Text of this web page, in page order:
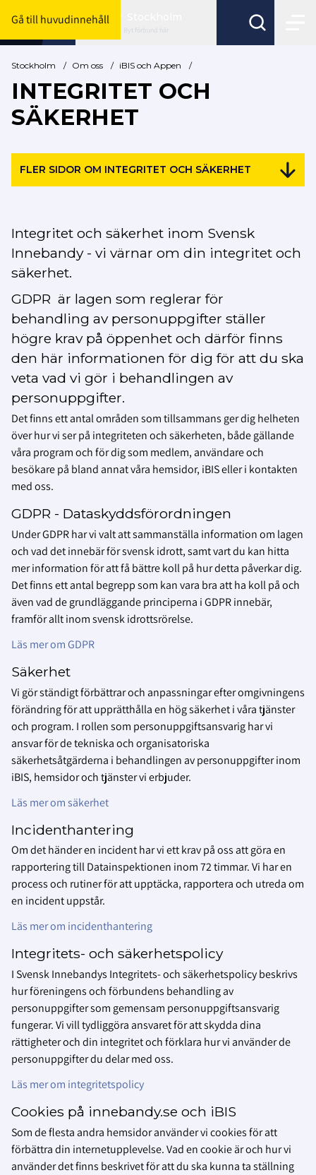
Gå till huvudinnehåll
Byt förbund här
Stockholm / Om oss / iBIS och Appen /
INTEGRITET OCH
SÄKERHET
FLER SIDOR OM INTEGRITET OCH SÄKERHET
Integritet och säkerhet inom Svensk
Innebandy - vi värnar om din integritet och
säkerhet.
GDPR är lagen som reglerar för
behandling av personuppgifter ställer
högre krav på öppenhet och därför finns
den här informationen för dig för att du ska
veta vad vi gör i behandlingen av
personuppgifter.
Det finns ett antal områden som tillsammans ger dig helheten
över hur vi ser på integriteten och säkerheten, både gällande
våra program och för dig som medlem, användare och
besökare på bland annat våra hemsidor, iBIS eller i kontakten
med oss.
GDPR - Dataskyddsförordningen
Under GDPR har vi valt att sammanställa information om lagen
och vad det innebär för svensk idrott, samt vart du kan hitta
mer information för att få bättre koll på hur detta påverkar dig.
Det finns ett antal begrepp som kan vara bra att ha koll på och
även vad de grundläggande principerna i GDPR innebär,
framför allt inom svensk idrottsrörelse.
Läs mer om GDPR
Säkerhet
Vi gör ständigt förbättrar och anpassningar efter omgivningens
förändring för att upprätthålla en hög säkerhet i våra tjänster
och program. I rollen som personuppgiftsansvarig har vi
ansvar för de tekniska och organisatoriska
säkerhetsåtgärderna i behandlingen av personuppgifter inom
iBIS, hemsidor och tjänster vi erbjuder.
Läs mer om säkerhet
Incidenthantering
Om det händer en incident har vi ett krav på oss att göra en
rapportering till Datainspektionen inom 72 timmar. Vi har en
process och rutiner för att upptäcka, rapportera och utreda om
en incident uppstår.
Läs mer om incidenthantering
Integritets- och säkerhetspolicy
I Svensk Innebandys Integritets- och säkerhetspolicy beskrivs
hur föreningens och förbundens behandling av
personuppgifter som gemensam personuppgiftsansvarig
fungerar. Vi vill tydliggöra ansvaret för att skydda dina
rättigheter och din integritet och förklara hur vi använder de
personuppgifter du delar med oss.
Läs mer om integritetspolicy
Cookies på innebandy.se och iBIS
Som de flesta andra hemsidor använder vi cookies för att
förbättra din internetupplevelse. Vad en cookie är och hur vi
använder det finns beskrivet för att du ska kunna ta ställning